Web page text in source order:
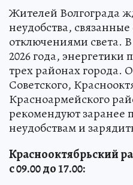
Жителей Волгограда
неудобства,
отключениями света.
2026 года, энергетики
трех районах города.
Советского,
Красноармейского
рекомендуют заранее
неудобствам и
Краснооктябрьский
с 09.00 до 17.00: